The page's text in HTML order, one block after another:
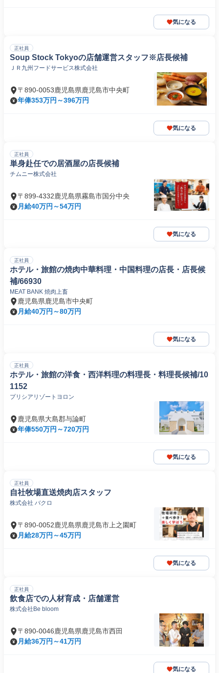
気になる
正社員
Soup Stock Tokyoの店舗運営スタッフ※店長候補
ＪＲ九州フードサービス株式会社
〒890-0053鹿児島県鹿児島市中央町
年俸353万円～396万円
気になる
正社員
単身赴任での居酒屋の店長候補
チムニー株式会社
〒899-4332鹿児島県霧島市国分中央
月給40万円～54万円
気になる
正社員
ホテル・旅館の焼肉中華料理・中国料理の店長・店長候
補/66930
MEAT BANK 焼肉上畜
鹿児島県鹿児島市中央町
月給40万円～80万円
気になる
正社員
ホテル・旅館の洋食・西洋料理の料理長・料理長候補/10
1152
プリシアリゾートヨロン
鹿児島県大島郡与論町
年俸550万円～720万円
気になる
正社員
自社牧場直送焼肉店スタッフ
株式会社 バクロ
〒890-0052鹿児島県鹿児島市上之園町
月給28万円～45万円
気になる
正社員
飲食店での人材育成・店舗運営
株式会社Be bloom
〒890-0046鹿児島県鹿児島市西田
月給36万円～41万円
気になる